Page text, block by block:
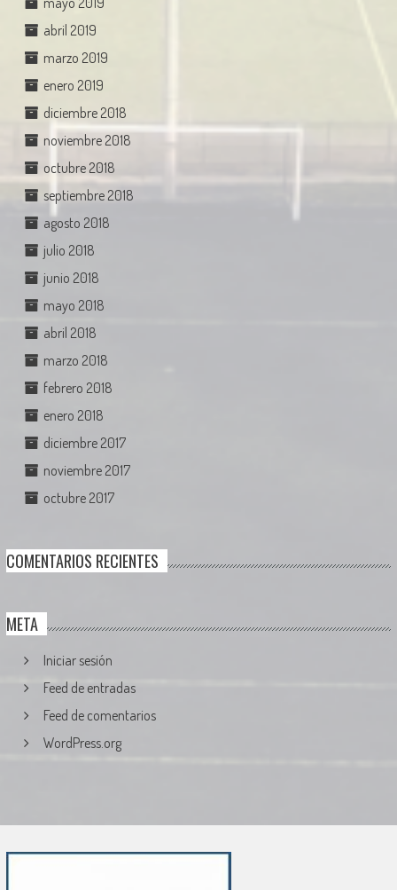
abril 2019
marzo 2019
enero 2019
diciembre 2018
noviembre 2018
octubre 2018
septiembre 2018
agosto 2018
julio 2018
junio 2018
mayo 2018
abril 2018
marzo 2018
febrero 2018
enero 2018
diciembre 2017
noviembre 2017
octubre 2017
COMENTARIOS RECIENTES
META
Iniciar sesión
Feed de entradas
Feed de comentarios
WordPress.org